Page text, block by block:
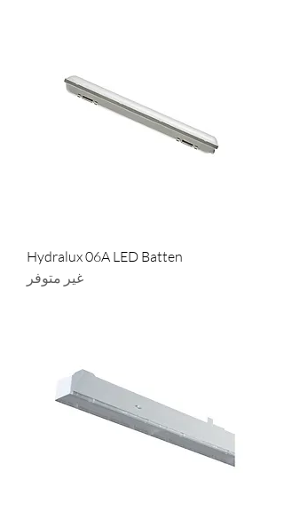
Hydralux 06A LED Batten
غير متوفر